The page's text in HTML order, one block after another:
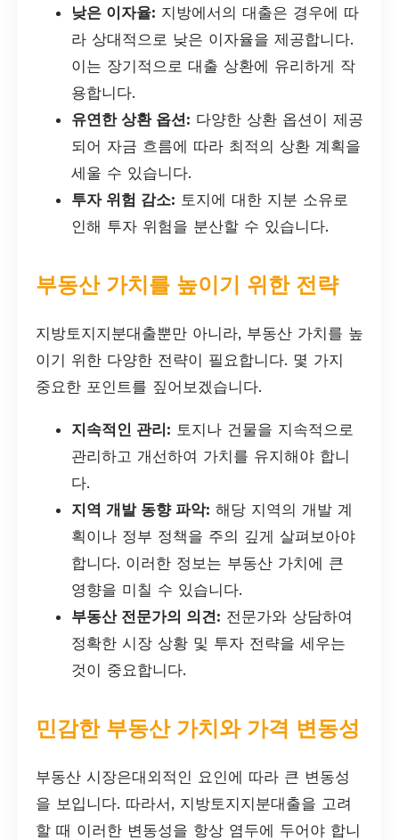
낮은 이자율: 지방에서의 대출은 경우에 따
라 상대적으로 낮은 이자율을 제공합니다.
이는 장기적으로 대출 상환에 유리하게 작
용합니다.
유연한 상환 옵션: 다양한 상환 옵션이 제공
되어 자금 흐름에 따라 최적의 상환 계획을
세울 수 있습니다.
투자 위험 감소: 토지에 대한 지분 소유로
인해 투자 위험을 분산할 수 있습니다.
부동산 가치를 높이기 위한 전략
지방토지지분대출뿐만 아니라, 부동산 가치를 높
이기 위한 다양한 전략이 필요합니다. 몇 가지
중요한 포인트를 짚어보겠습니다.
지속적인 관리: 토지나 건물을 지속적으로
관리하고 개선하여 가치를 유지해야 합니
다.
지역 개발 동향 파악: 해당 지역의 개발 계
획이나 정부 정책을 주의 깊게 살펴보아야
합니다. 이러한 정보는 부동산 가치에 큰
영향을 미칠 수 있습니다.
부동산 전문가의 의견: 전문가와 상담하여
정확한 시장 상황 및 투자 전략을 세우는
것이 중요합니다.
민감한 부동산 가치와 가격 변동성
부동산 시장은대외적인 요인에 따라 큰 변동성
을 보입니다. 따라서, 지방토지지분대출을 고려
할 때 이러한 변동성을 항상 염두에 두어야 합니